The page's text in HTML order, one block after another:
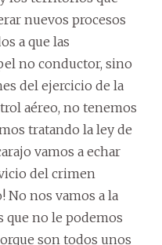
nuevos procesos
a que las
no conductor, sino
del ejercicio de la
aéreo, no tenemos
tratando la ley de
vamos a echar
del crimen
No nos vamos a la
que no le podemos
son todos unos